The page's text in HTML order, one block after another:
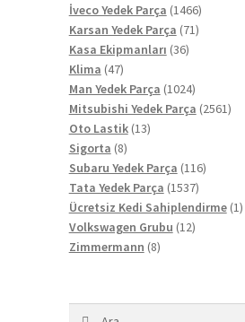
ürün
İveco Yedek Parça 14661466
ürün
Karsan Yedek Parça 7171
Kasa Ekipmanları 3636
Klima 4747
ürün
Man Yedek Parça 10241024
ürün
Mitsubishi Yedek Parça 25612561
Oto Lastik 1313
Sigorta 88
ürün
Subaru Yedek Parça 116116
Tata Yedek Parça 15371537
ürün
Ücretsiz Kedi Sahiplendirme 11
Volkswagen Grubu 1212
Zimmermann 88